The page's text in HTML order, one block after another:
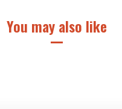
You may also like